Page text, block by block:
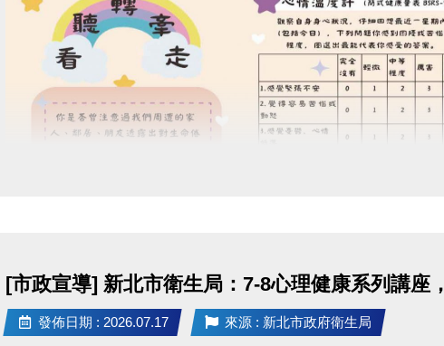
獎勵領取說明(中心將保留所有活動之最終解釋權)
一、上述獎勵名額為三場檢定總和，獎勵自5月17日起開始
二、獎勵領取方式：
1. 各等級獎勵每人限領一次，依「報名序號」排序發放獎勵
2. 須同時符合以下條件，方可獲得獎勵：(1)通過該等級 (2)
[舉例說明] 若報名序號為第30名，於檢定當日最終通過「
而三場檢定藍帽獎勵總名額尚餘9名，檢定當日報名序號前
完為止)。
[市政宣導] 新北市衛生局：7-8心理健康系列講座
發佈日期 : 2026.07.17 來源 : 新北市政府衛生局